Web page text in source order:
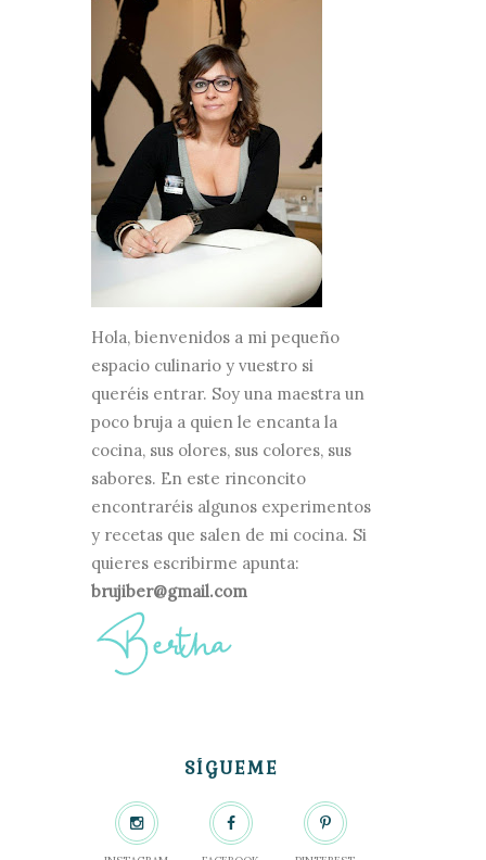
Hola, bienvenidos a mi pequeño
espacio culinario y vuestro si
queréis entrar. Soy una maestra un
poco bruja a quien le encanta la
cocina, sus olores, sus colores, sus
sabores. En este rinconcito
encontraréis algunos experimentos
y recetas que salen de mi cocina. Si
quieres escribirme apunta:
brujiber@gmail.com
SÍGUEME